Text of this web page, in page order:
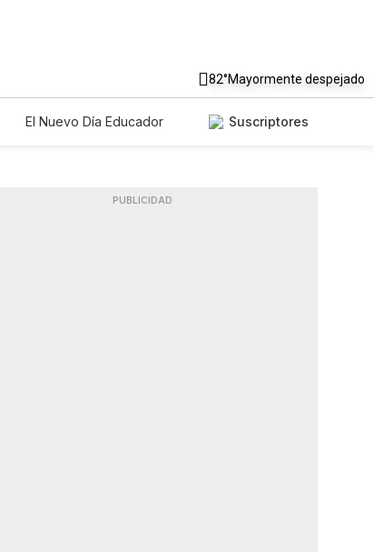
82°Mayormente despejado
El Nuevo Día Educador
Suscriptores
PUBLICIDAD